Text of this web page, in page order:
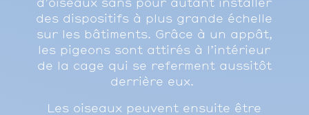
d’oiseaux sans pour autant installer
des dispositifs à plus grande échelle
sur les bâtiments. Grâce à un appât,
les pigeons sont attirés à l’intérieur
de la cage qui se referment aussitôt
derrière eux.
Les oiseaux peuvent ensuite être